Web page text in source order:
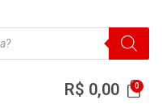
R$ 0,00